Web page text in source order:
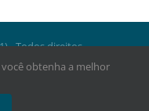
- Todos direitos
obtenha a melhor